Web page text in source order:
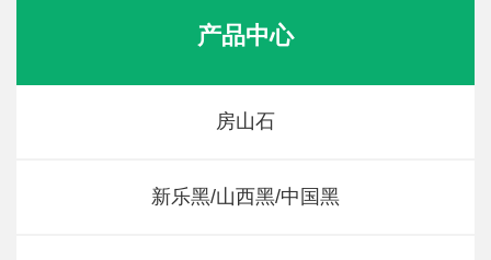
产品中心
房山石
新乐黑/山西黑/中国黑